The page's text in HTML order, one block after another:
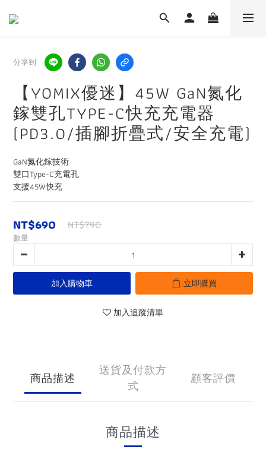
分享到
【YOMIX優迷】45W GaN氮化
鎵雙孔TYPE-C快充充電器
(PD3.0/插腳折疊式/安全充電)
GaN氮化鎵技術
雙口Type-C充電孔
支援45W快充
NT$690 NT$790
數量
加入購物車 立即購買
加入追蹤清單
商品描述
送貨及付款方
式
顧客評價
商品描述